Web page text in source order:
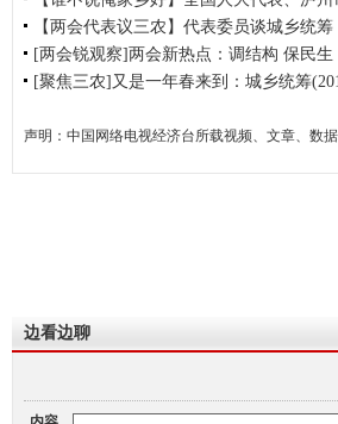
【两会代表议三农】代表委员谈城乡统筹
[两会锐观察]两会新热点：调结构 保民生
[聚焦三农]又是一年春来到：城乡统筹
声明：中国网络电视经济台所载视频、文章、数
边看边聊